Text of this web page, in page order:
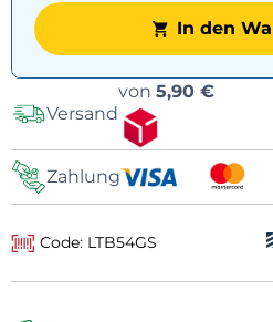
In den
Versand
von 5,90 €
Zahlung
Code: LTB54GS